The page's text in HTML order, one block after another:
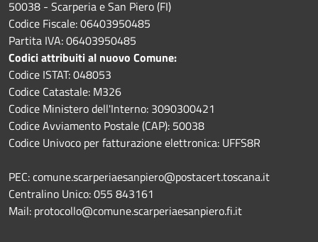
50038 - Scarperia e San Piero (FI)
Codice Fiscale: 06403950485
Partita IVA: 06403950485
Codici attribuiti al nuovo Comune:
Codice ISTAT: 048053
Codice Catastale: M326
Codice Ministero dell'Interno: 3090300421
Codice Avviamento Postale (CAP): 50038
Codice Univoco per fatturazione elettronica: UFFS8R
PEC: comune.scarperiaesanpiero@postacert.toscana.it
Centralino Unico: 055 843161
Mail: protocollo@comune.scarperiaesanpiero.fi.it